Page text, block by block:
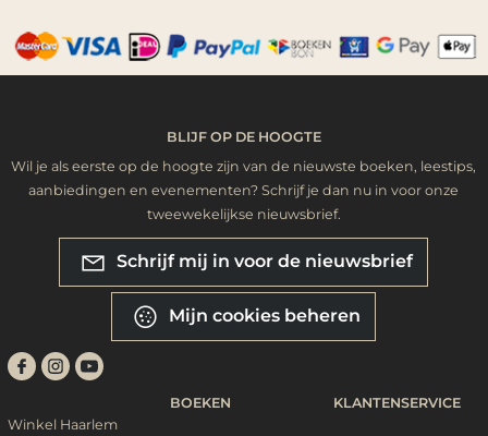
BLIJF OP DE HOOGTE
Wil je als eerste op de hoogte zijn van de nieuwste boeken, leestips,
aanbiedingen en evenementen? Schrijf je dan nu in voor onze
tweewekelijkse nieuwsbrief.
Schrijf mij in voor de nieuwsbrief
Mijn cookies beheren
Winkel Haarlem
BOEKEN KLANTENSERVICE